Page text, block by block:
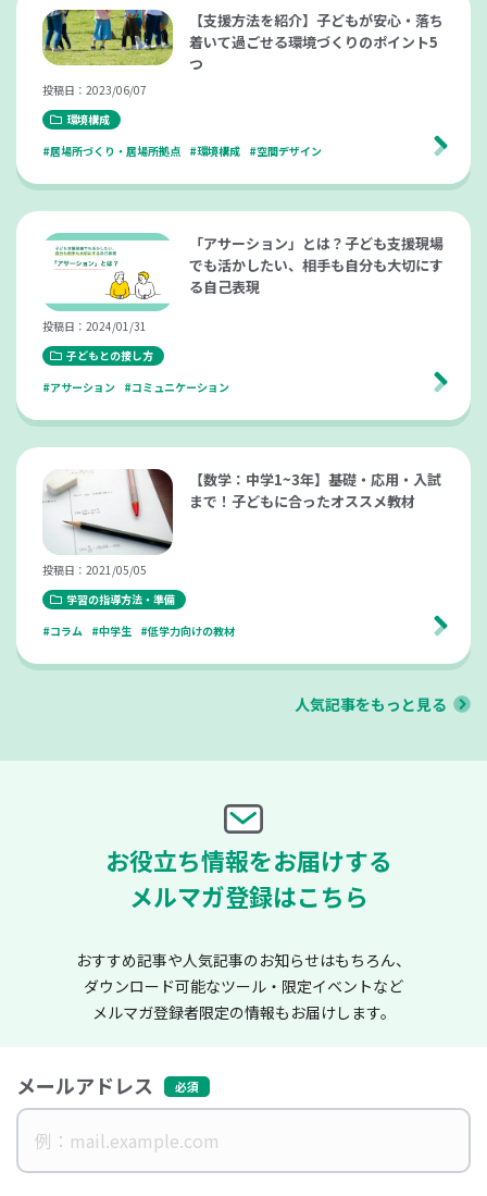
【支援方法を紹介】子どもが安心・落ち
着いて過ごせる環境づくりのポイント5
つ
投稿日：2023/06/07
環境構成
#居場所づくり・居場所拠点
#環境構成 #空間デザイン
「アサーション」とは？子ども支援現場
でも活かしたい、相手も自分も大切にす
る自己表現
投稿日：2024/01/31
子どもとの接し方
#アサーション
#コミュニケーション
【数学：中学1~3年】基礎・応用・入試
まで！子どもに合ったオススメ教材
投稿日：2021/05/05
学習の指導方法・準備
#コラム
#中学生 #低学力向けの教材
人気記事をもっと見る
お役立ち情報をお届けする
メルマガ登録はこちら
おすすめ記事や人気記事のお知らせはもちろん、
ダウンロード可能なツール・限定イベントなど
メルマガ登録者限定の情報もお届けします。
メールアドレス